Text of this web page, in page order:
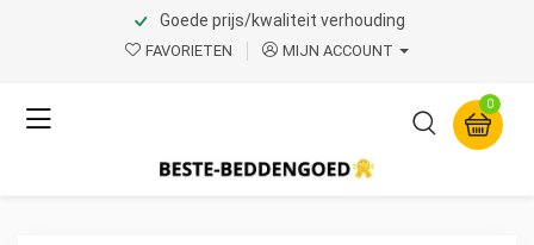
Goede prijs/kwaliteit verhouding
FAVORIETEN MIJN ACCOUNT
0
Home Product Page v.1
Katoenen Hoeslaken
Creme 160 x 220